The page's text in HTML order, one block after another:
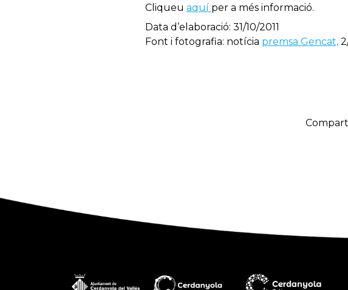
Cliqueu aquí per a més informació.
Data d’elaboració: 31/10/2011
Font i fotografia: notícia premsa Gencat,